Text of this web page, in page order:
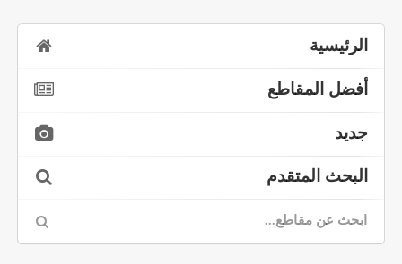
الرئيسية
أفضل المقاطع
جديد
البحث المتقدم